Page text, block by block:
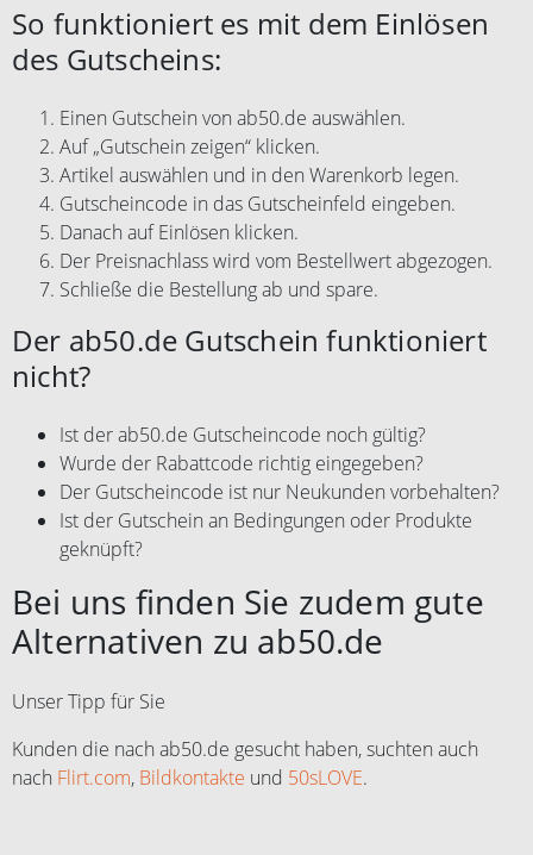
So funktioniert es mit dem Einlösen
des Gutscheins:
Einen Gutschein von ab50.de auswählen.
Auf „Gutschein zeigen“ klicken.
Artikel auswählen und in den Warenkorb legen.
Gutscheincode in das Gutscheinfeld eingeben.
Danach auf Einlösen klicken.
Der Preisnachlass wird vom Bestellwert abgezogen.
Schließe die Bestellung ab und spare.
Der ab50.de Gutschein funktioniert
nicht?
Ist der ab50.de Gutscheincode noch gültig?
Wurde der Rabattcode richtig eingegeben?
Der Gutscheincode ist nur Neukunden vorbehalten?
Ist der Gutschein an Bedingungen oder Produkte
geknüpft?
Bei uns finden Sie zudem gute
Alternativen zu ab50.de
Unser Tipp für Sie
Kunden die nach ab50.de gesucht haben, suchten auch
nach Flirt.com, Bildkontakte und 50sLOVE.